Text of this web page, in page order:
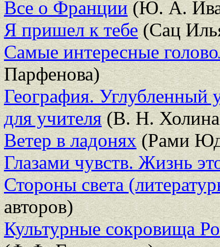
Все о Франции(Ю. А.
Я пришел к тебе(Сац
Самые интересные
Парфенова)
География. Углубленный
для учителя(В. Н.
Ветер в ладонях(Рами
Глазами чувств. Жизнь
Стороны света
авторов)
Культурные сокровища